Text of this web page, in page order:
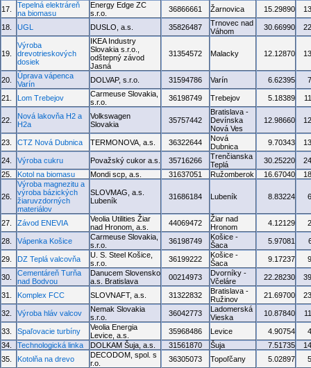
17.
Tepelná elektráreň
na biomasu
Energy Edge ZC
s.r.o.
36866661 Žarnovica 15.29890
18. UGL DUSLO, a.s. 35826487
Trnovec nad
Váhom
30.66990
19.
Výroba
drevotrieskových
dosiek
IKEA Industry
Slovakia s.r.o.,
odštepný závod
Jasná
31354572 Malacky 12.12870
20.
Úprava vápenca
Varín
DOLVAP, s.r.o. 31594786 Varín 6.62395
21. Lom Trebejov
Carmeuse Slovakia,
s.r.o.
36198749 Trebejov 5.18389
22.
Nová lakovňa H2 a
H2a
Volkswagen
Slovakia
35757442
Bratislava -
Devínska
Nová Ves
12.98660
23. CTZ Nová Dubnica TERMONOVA, a.s. 36322644
Nová
Dubnica
9.70343
24. Výroba cukru Považský cukor a.s. 35716266
Trenčianska
Teplá
30.25220
25.
Kotol na biomasu Mondi scp, a.s. 31637051 Ružomberok 16.67040
26.
Výroba magnezitu a
výroba bázických
žiaruvzdorných
materiálov
SLOVMAG, a.s.
Lubeník
31686184 Lubeník 8.83224
27. Závod ENEVIA
Veolia Utilities Žiar
nad Hronom, a.s.
44069472
Žiar nad
Hronom
4.12129
28. Vápenka Košice
Carmeuse Slovakia,
s.r.o.
36198749
Košice -
Šaca
5.97081
29. DZ Teplá valcovňa
U. S. Steel Košice,
s.r.o.
36199222
Košice -
Šaca
9.17237
30.
Cementáreň Turňa
nad Bodvou
Danucem Slovensko
a.s. Bratislava
00214973
Dvorníky -
Včeláre
22.28230
31. Komplex FCC SLOVNAFT, a.s. 31322832
Bratislava -
Ružinov
21.69700
32. Výroba hláv valcov
Nemak Slovakia
s.r.o.
36042773
Ladomerská
Vieska
10.87840
33. Spaľovacie turbíny
Veolia Energia
Levice, a.s.
35968486 Levice 4.90754
34.
Technologická linka DOLKAM Šuja, a.s. 31561870 Šuja 7.51735
35.
Kotolňa na drevo
DECODOM, spol. s
r.o.
36305073 Topoľčany 5.02897